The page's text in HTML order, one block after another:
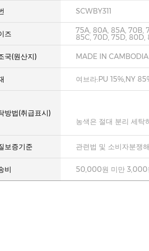
SCWBY311
즈 75A, 80A, 85A, 70B,
85C, 70D, 75D, 80D,
국(원산지) MADE IN CAMBODIA
여브라:PU 15%,NY
방법(취급표시)
농색은 절대 분리 세탁
보증기준 관련법 및 소비자분쟁
비 50,000원 미만 3,000